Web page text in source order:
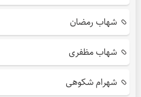
شهاب رمضان
شهاب مظفری
شهرام شکوهی